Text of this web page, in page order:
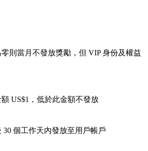
則當月不發放獎勵，但 VIP 身份及權益
US$1，低於此金額不發放
30 個工作天內發放至用戶帳戶